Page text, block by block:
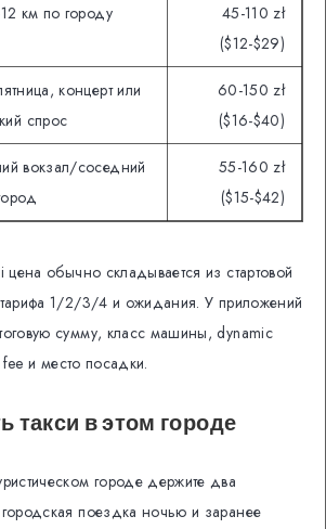
км по городу
45-110 zł
($12-$29)
концерт или
спрос
60-150 zł
($16-$40)
вокзал/соседний
55-160 zł
($15-$42)
цена обычно складывается из стартовой
тарифа 1/2/3/4 и ожидания. У приложений
сумму, класс машины, dynamic
и место посадки.
такси в этом городе
городе держите два
городская поездка ночью и заранее